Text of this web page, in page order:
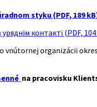
styku (PDF, 189
контактї (PDF, 104
vnútornej organizácii
na pracovisku